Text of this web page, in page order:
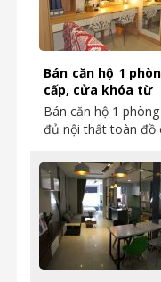
Bán căn hộ 1
cấp, cửa khóa từ
Bán căn hộ 1
đủ nội thất toàn đồ